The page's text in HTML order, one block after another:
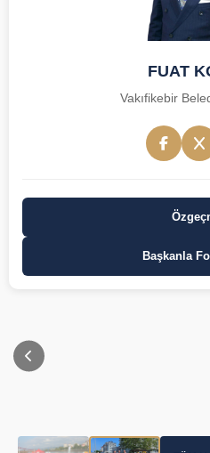
FUAT
Vakıfikebir
Başkanla